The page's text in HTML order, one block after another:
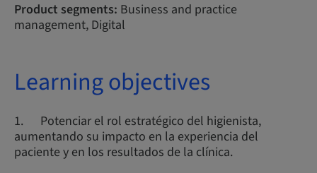
Product segments: Business and practice
management, Digital
Learning objectives
1. Potenciar el rol estratégico del higienista,
aumentando su impacto en la experiencia del
paciente y en los resultados de la clínica.